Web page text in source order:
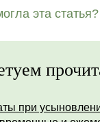
эта статья?
при